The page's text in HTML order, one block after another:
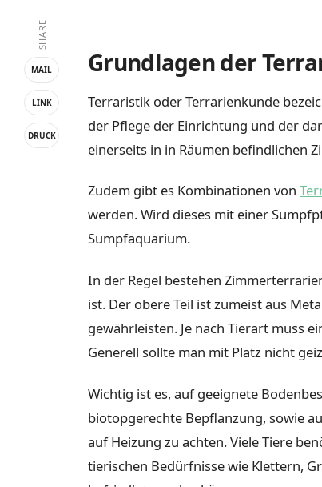
SHARE
MAIL
LINK
DRUCK
Grundlagen der
Terraristik oder Terrarienkunde
der Pflege der Einrichtung und der
einerseits in in Räumen befindlichen
Zudem gibt es Kombinationen von
werden. Wird dieses mit einer
Sumpfaquarium.
In der Regel bestehen
ist. Der obere Teil ist zumeist aus
gewährleisten. Je nach Tierart muss
Generell sollte man mit Platz nicht
Wichtig ist es, auf geeignete
biotopgerechte Bepflanzung, sowie
auf Heizung zu achten. Viele Tiere
tierischen Bedürfnisse wie Klettern,